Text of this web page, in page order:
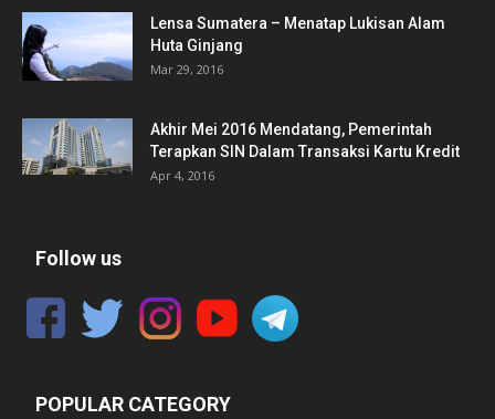
Lensa Sumatera – Menatap Lukisan Alam
Huta Ginjang
Mar 29, 2016
Akhir Mei 2016 Mendatang, Pemerintah
Terapkan SIN Dalam Transaksi Kartu Kredit
Apr 4, 2016
Follow us
POPULAR CATEGORY